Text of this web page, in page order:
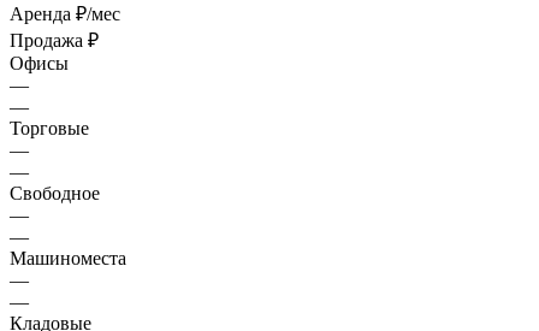
Аренда ₽/мес
Продажа ₽
Офисы
—
—
Торговые
—
—
Свободное
—
—
Машиноместа
—
—
Кладовые